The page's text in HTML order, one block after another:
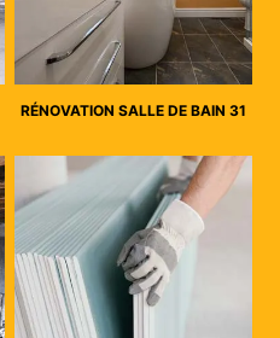
RÉNOVATION SALLE DE BAIN 31